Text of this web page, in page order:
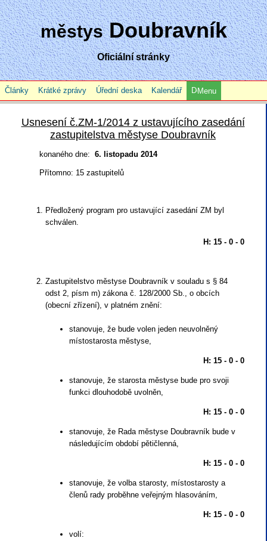
městysDoubravník
Oficiální stránky
Články Krátké zprávy Úřední deska Kalendář Menu
Usnesení č.ZM-1/2014 z ustavujícího zasedání
zastupitelstva městyse Doubravník
konaného dne: 6. listopadu 2014
Přítomno: 15 zastupitelů
Předložený program pro ustavující zasedání ZM byl
schválen.
H: 15 - 0 - 0
Zastupitelstvo městyse Doubravník v souladu s § 84
odst 2, písm m) zákona č. 128/2000 Sb., o obcích
(obecní zřízení), v platném znění:
stanovuje, že bude volen jeden neuvolněný
místostarosta městyse,
H: 15 - 0 - 0
stanovuje, že starosta městyse bude pro svoji
funkci dlouhodobě uvolněn,
H: 15 - 0 - 0
stanovuje, že Rada městyse Doubravník bude v
následujícím období pětičlenná,
H: 15 - 0 - 0
stanovuje, že volba starosty, místostarosty a
členů rady proběhne veřejným hlasováním,
H: 15 - 0 - 0
volí: